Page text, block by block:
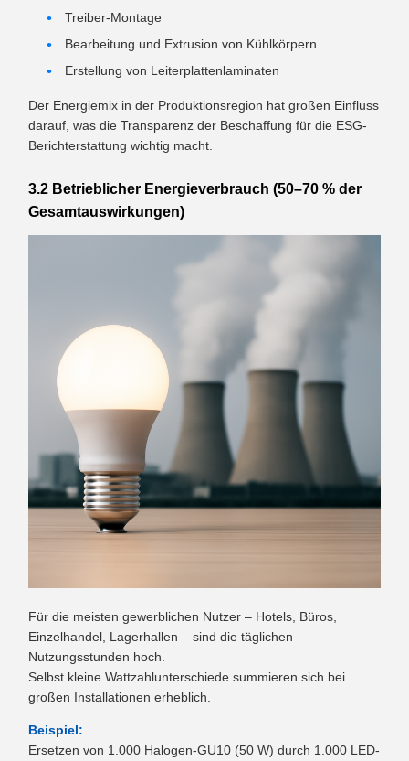
Treiber-Montage
Bearbeitung und Extrusion von Kühlkörpern
Erstellung von Leiterplattenlaminaten
Der Energiemix in der Produktionsregion hat großen Einfluss
darauf, was die Transparenz der Beschaffung für die ESG-
Berichterstattung wichtig macht.
3.2 Betrieblicher Energieverbrauch (50–70 % der
Gesamtauswirkungen)
Für die meisten gewerblichen Nutzer – Hotels, Büros,
Einzelhandel, Lagerhallen – sind die täglichen
Nutzungsstunden hoch.
Selbst kleine Wattzahlunterschiede summieren sich bei
großen Installationen erheblich.
Beispiel:
Ersetzen von 1.000 Halogen-GU10 (50 W) durch 1.000 LED-